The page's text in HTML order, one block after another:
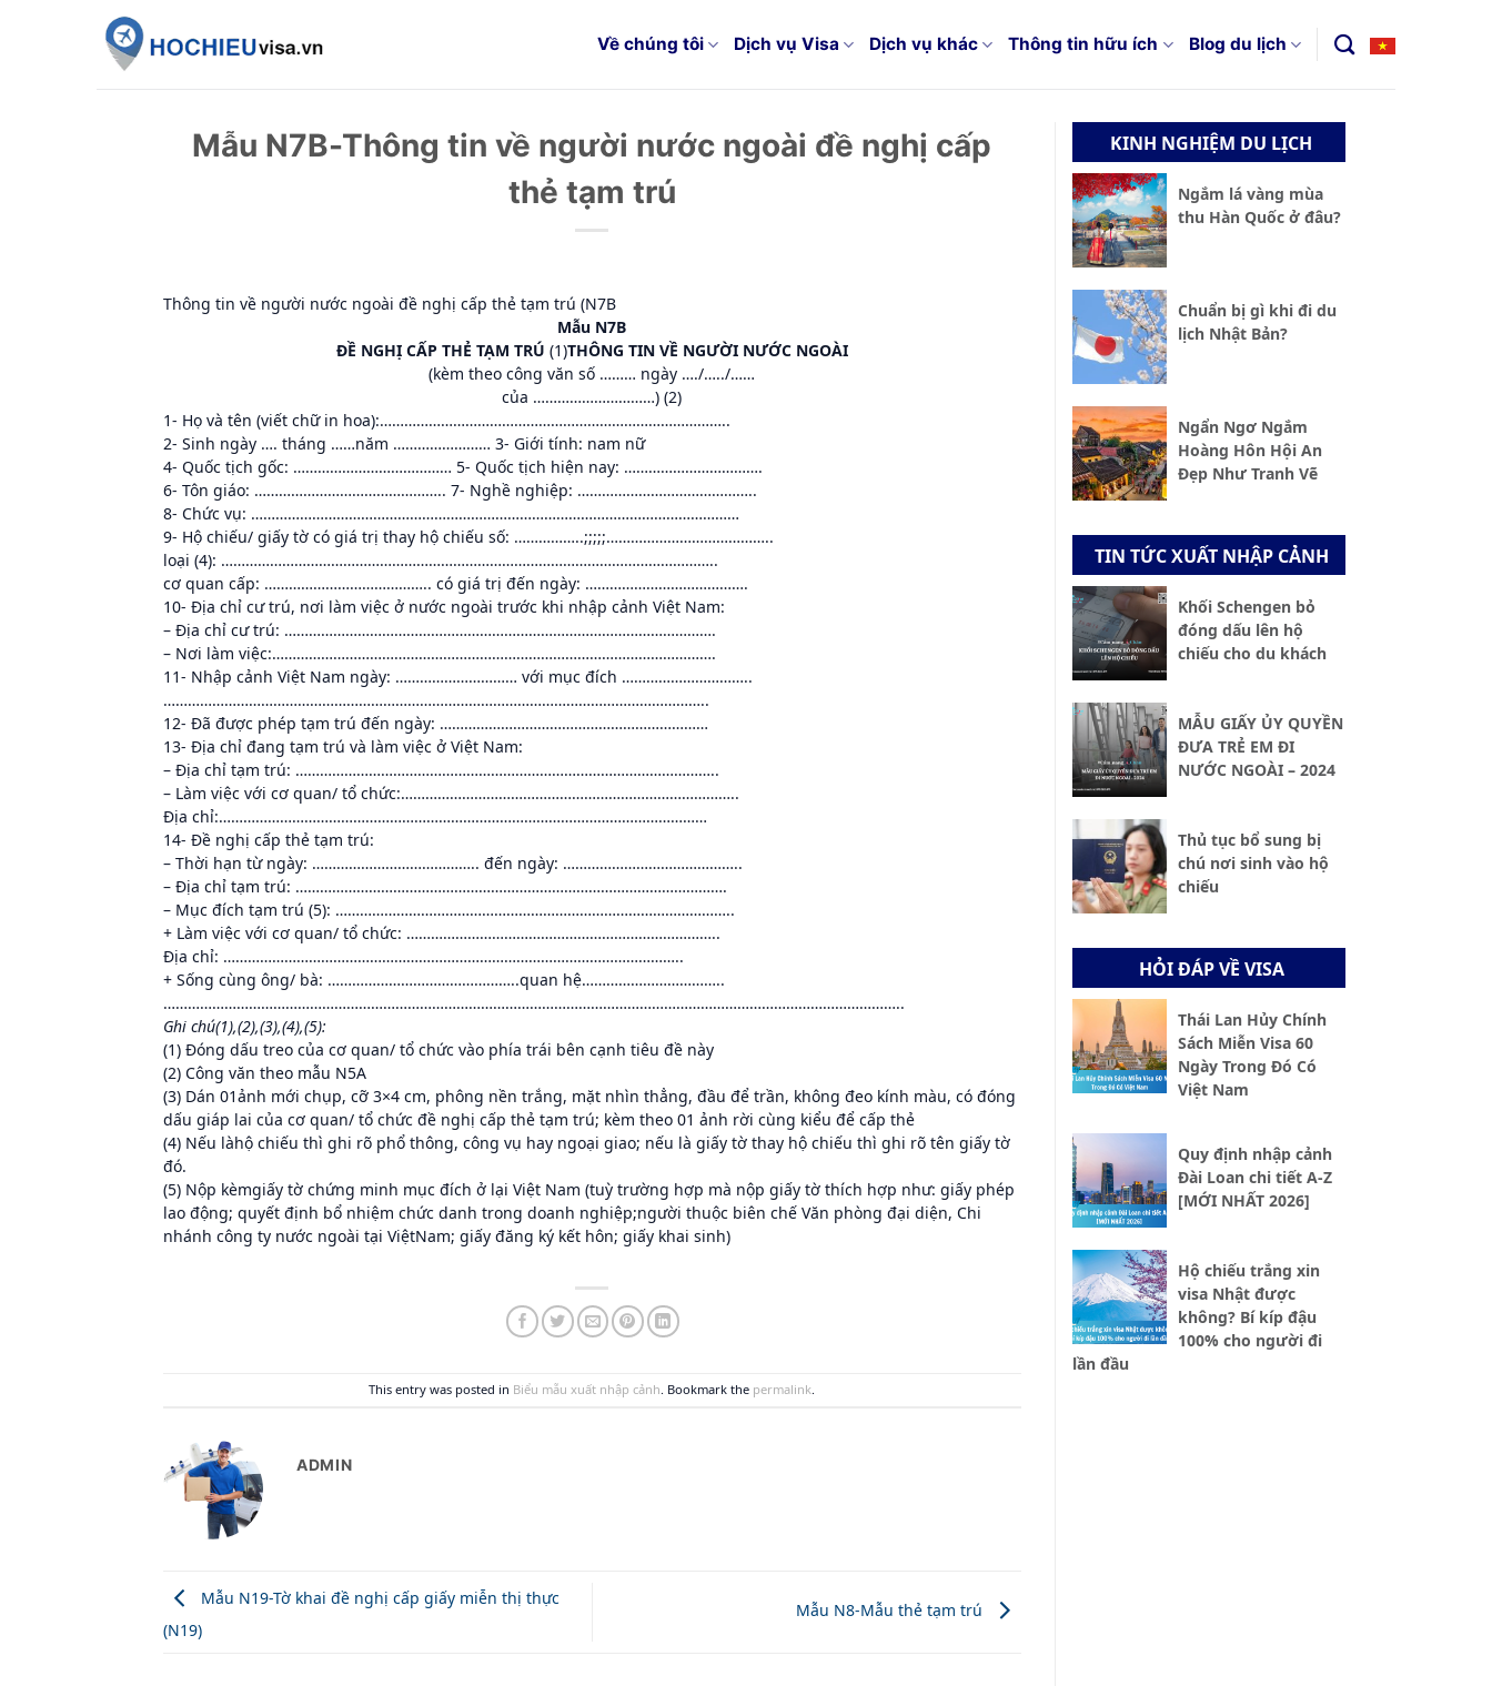
Về chúng tôi Dịch vụ Visa Dịch vụ khác Thông tin hữu ích Blog du lịch
Mẫu N7B-Thông tin về người nước ngoài đề nghị cấp
thẻ tạm trú
Thông tin về người nước ngoài đề nghị cấp thẻ tạm trú (N7B
Mẫu N7B
ĐỀ NGHỊ CẤP THẺ TẠM TRÚ (1)THÔNG TIN VỀ NGƯỜI NƯỚC NGOÀI
(kèm theo công văn số ……… ngày …./…../……
của …………………………) (2)
1- Họ và tên (viết chữ in hoa):…………………………………………………………………………..
2- Sinh ngày …. tháng ……năm …………………… 3- Giới tính: nam nữ
4- Quốc tịch gốc: ………………………………… 5- Quốc tịch hiện nay: …………………………….
6- Tôn giáo: ……………………………………….. 7- Nghề nghiệp: ……………………………………..
8- Chức vụ: …………………………………………………………………………………………………………
9- Hộ chiếu/ giấy tờ có giá trị thay hộ chiếu số: ……………..;;;;;…………………………………..
loại (4): …………………………………………………………………………………………………………..
cơ quan cấp: ………………………………….. có giá trị đến ngày: ………………………………….
10- Địa chỉ cư trú, nơi làm việc ở nước ngoài trước khi nhập cảnh Việt Nam:
– Địa chỉ cư trú: …………………………………………………………………………………………….
– Nơi làm việc:……………………………………………………………………………………………….
11- Nhập cảnh Việt Nam ngày: ………………………… với mục đích …………………………..
……………………………………………………………………………………………………………………..
12- Đã được phép tạm trú đến ngày: …………………………………………………………
13- Địa chỉ đang tạm trú và làm việc ở Việt Nam:
– Địa chỉ tạm trú: …………………………………………………………………………………………..
– Làm việc với cơ quan/ tổ chức:………………………………………………………………………..
Địa chỉ:…………………………………………………………………………………………………………
14- Đề nghị cấp thẻ tạm trú:
– Thời hạn từ ngày: ………………………………….. đến ngày: ……………………………………..
– Địa chỉ tạm trú: …………………………………………………………………………………………….
– Mục đích tạm trú (5): ……………………………………………………………………………………..
+ Làm việc với cơ quan/ tổ chức: …………………………………………………………………..
Địa chỉ: …………………………………………………………………………………………………..
+ Sống cùng ông/ bà: ………………………………………..quan hệ……………………………..
………………………………………………………………………………………………………………………………………………………………..
Ghi chú(1),(2),(3),(4),(5):
(1) Đóng dấu treo của cơ quan/ tổ chức vào phía trái bên cạnh tiêu đề này
(2) Công văn theo mẫu N5A
(3) Dán 01ảnh mới chụp, cỡ 3×4 cm, phông nền trắng, mặt nhìn thẳng, đầu để trần, không đeo kính màu, có đóng
dấu giáp lai của cơ quan/ tổ chức đề nghị cấp thẻ tạm trú; kèm theo 01 ảnh rời cùng kiểu để cấp thẻ
(4) Nếu làhộ chiếu thì ghi rõ phổ thông, công vụ hay ngoại giao; nếu là giấy tờ thay hộ chiếu thì ghi rõ tên giấy tờ
đó.
(5) Nộp kèmgiấy tờ chứng minh mục đích ở lại Việt Nam (tuỳ trường hợp mà nộp giấy tờ thích hợp như: giấy phép
lao động; quyết định bổ nhiệm chức danh trong doanh nghiệp;người thuộc biên chế Văn phòng đại diện, Chi
nhánh công ty nước ngoài tại ViệtNam; giấy đăng ký kết hôn; giấy khai sinh)
This entry was posted in Biểu mẫu xuất nhập cảnh . Bookmark the permalink
ADMIN
Mẫu N19-Tờ khai đề nghị cấp giấy miễn thị thực
(N19)
Mẫu N8-Mẫu thẻ tạm trú
KINH NGHIỆM DU LỊCH
Ngắm lá vàng mùa
thu Hàn Quốc ở đâu?
Chuẩn bị gì khi đi du
lịch Nhật Bản?
Ngẩn Ngơ Ngắm
Hoàng Hôn Hội An
Đẹp Như Tranh Vẽ
TIN TỨC XUẤT NHẬP CẢNH
Khối Schengen bỏ
đóng dấu lên hộ
chiếu cho du khách
MẪU GIẤY ỦY QUYỀN
ĐƯA TRẺ EM ĐI
NƯỚC NGOÀI – 2024
Thủ tục bổ sung bị
chú nơi sinh vào hộ
chiếu
HỎI ĐÁP VỀ VISA
Thái Lan Hủy Chính
Sách Miễn Visa 60
Ngày Trong Đó Có
Việt Nam
Quy định nhập cảnh
Đài Loan chi tiết A-Z
[MỚI NHẤT 2026]
Hộ chiếu trắng xin
visa Nhật được
không? Bí kíp đậu
100% cho người đi
lần đầu